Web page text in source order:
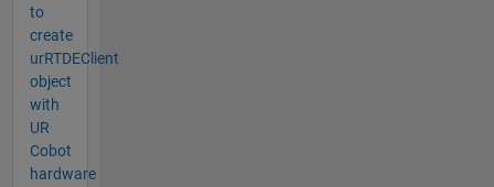
to
create
urRTDEClient
object
with
UR
Cobot
hardware